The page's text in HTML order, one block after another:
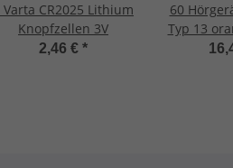
Varta CR2025 Lithium
Knopfzellen 3V
2,46 € *
60
Typ 13
Extra